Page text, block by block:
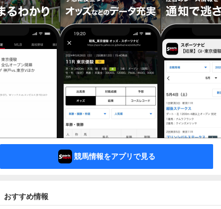
競馬情報をアプリで見る
おすすめ情報